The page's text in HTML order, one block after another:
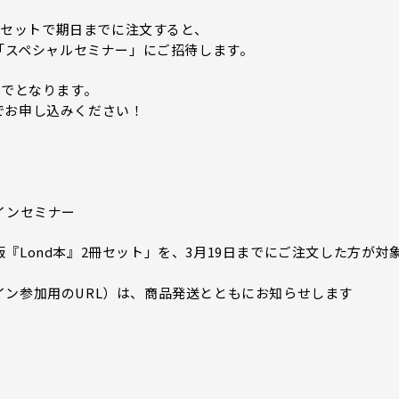
トで期日までに注文すると、
ペシャルセミナー」にご招待します。
となります。
申し込みください！
セミナー
Lond本』2冊セット」を、3月19日までにご注文した方が対
参加用のURL）は、商品発送とともにお知らせします